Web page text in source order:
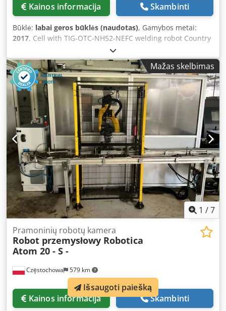
Kainos informacija Skambinti
Būklė: labai geros būklės (naudotas), Gamybos metai:
2017, Cell with TIG-OTC-NH52-NEFC welding robot Country
of origin of the cell: Italy Year of manufacture: 2017
Chsdpfx Agem Uyhhsmoa Country of origin of the robot:
Japan Brand: OTC NH5 Year of manufacture: 2016 Number
of axes: 6 Reach: 866 mm Payload: 5 kg Controller: OTC FD
11 Power source: OTC DA 300-P Cell dimensions: Length:
3500 mm Width: 1900 mm Height: 2400 mm
Mažas skelbimas
1 /7
Częstochowa 579 km
Pramoninių robotų kamera
Robot przemysłowy Robotica
Atom 20 - S -
Kainos informacija Skambinti
Išsaugoti paiešką